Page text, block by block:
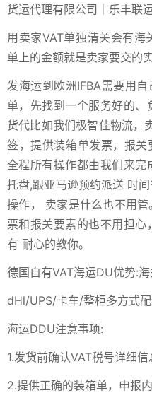
用卖家VAT单独清关会有
单上的金额就是卖家要交的
发海运到欧洲IFBA需要用
单，先找到一个服务好的
货代比如我们极智佳物流，
签，提供装箱单发票，报关
全程所有操作都由我们来
托盘,跟亚马逊预约派送 时
操作， 卖家是什么也不用
票和报关要素的也不用担
有 耐心的教你。
德国自有VAT海运DU优势:
dHl/UPS/卡车/整柜多方式配
海运DDU注意事项:
1.发货前确认VAT税号详细信
2.提供正确的装箱单，申报